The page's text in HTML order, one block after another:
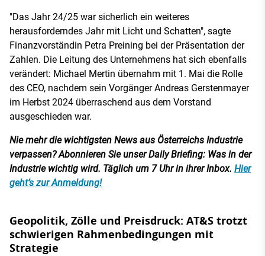
"Das Jahr 24/25 war sicherlich ein weiteres
herausforderndes Jahr mit Licht und Schatten", sagte
Finanzvorständin Petra Preining bei der Präsentation der
Zahlen. Die Leitung des Unternehmens hat sich ebenfalls
verändert: Michael Mertin übernahm mit 1. Mai die Rolle
des CEO, nachdem sein Vorgänger Andreas Gerstenmayer
im Herbst 2024 überraschend aus dem Vorstand
ausgeschieden war.
Nie mehr die wichtigsten News aus Österreichs Industrie
verpassen? Abonnieren Sie unser Daily Briefing: Was in der
Industrie wichtig wird. Täglich um 7 Uhr in ihrer Inbox. Hier
geht’s zur Anmeldung!
Geopolitik, Zölle und Preisdruck: AT&S trotzt
schwierigen Rahmenbedingungen mit
Strategie